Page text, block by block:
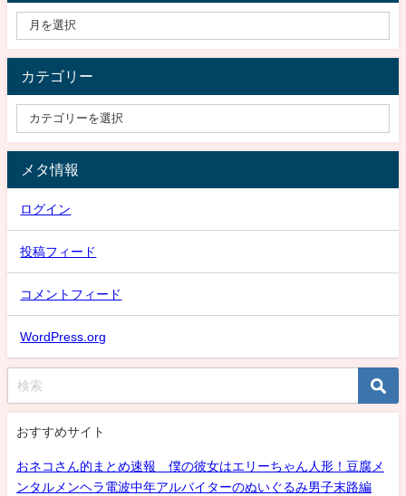
カテゴリー
メタ情報
ログイン
投稿フィード
コメントフィード
WordPress.org
おすすめサイト
おネコさん的まとめ速報 僕の彼女はエリーちゃん人形！豆腐メ
ンタルメンヘラ電波中年アルバイターのぬいぐるみ男子末路編